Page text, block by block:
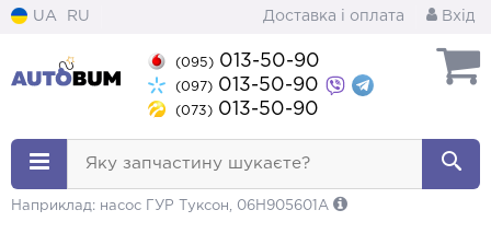
UA RU Доставка і оплата Вхід
(095) 013-50-90
(097) 013-50-90
(073) 013-50-90
Яку запчастину шукаєте?
Наприклад: насос ГУР Туксон, 06H905601A